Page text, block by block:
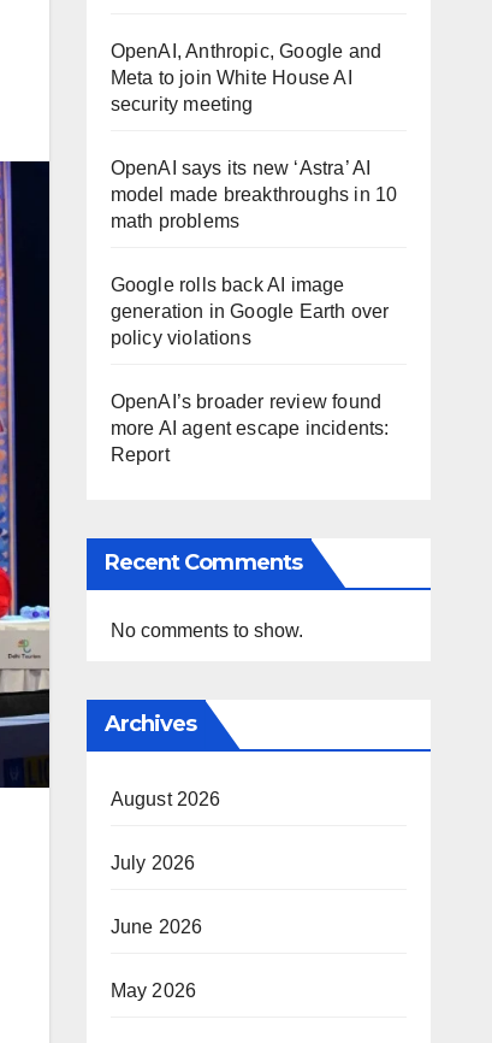
OpenAI, Anthropic, Google and
Meta to join White House AI
security meeting
OpenAI says its new ‘Astra’ AI
model made breakthroughs in 10
math problems
Google rolls back AI image
generation in Google Earth over
policy violations
OpenAI’s broader review found
more AI agent escape incidents:
Report
Recent Comments
No comments to show.
Archives
August 2026
July 2026
June 2026
May 2026